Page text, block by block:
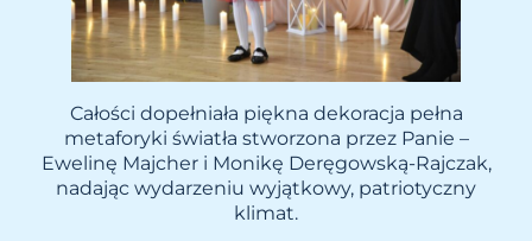
Całości dopełniała piękna dekoracja pełna
metaforyki światła stworzona przez Panie –
Ewelinę Majcher i Monikę Deręgowską-Rajczak,
nadając wydarzeniu wyjątkowy, patriotyczny
klimat.